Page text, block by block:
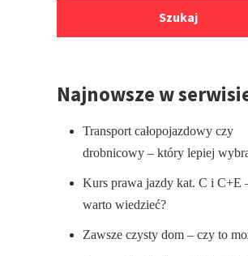
Najnowsze w
Transport całopojazdowy czy
drobnicowy – który lepiej
Kurs prawa jazdy kat. C i C+E
warto wiedzieć?
Zawsze czysty dom – czy to